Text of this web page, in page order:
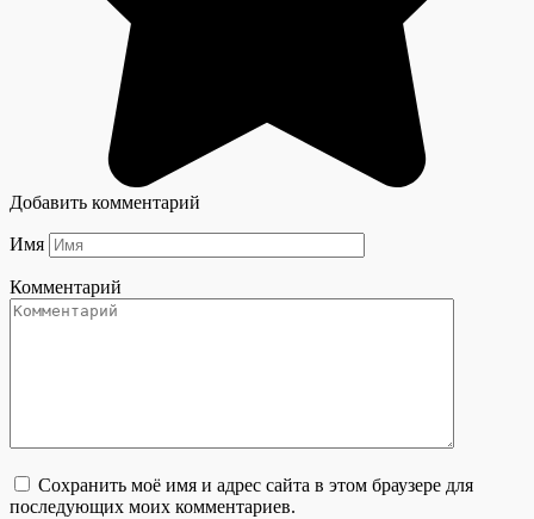
Добавить комментарий
Имя
Комментарий
Сохранить моё имя и адрес сайта в этом браузере для
последующих моих комментариев.